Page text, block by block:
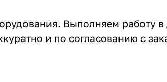
Выполняем работу
и по согласованию с